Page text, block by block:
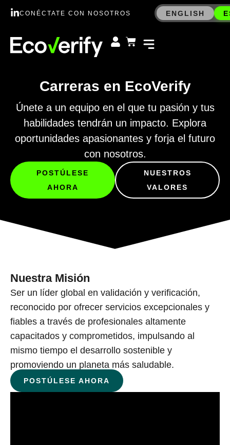
CONÉCTATE CON NOSOTROS ENGLISH
Carreras en EcoVerify
Únete a un equipo en el que tu pasión y tus
habilidades tendrán un impacto. Explora
oportunidades apasionantes y forja el futuro
con nosotros.
POSTÚLESE
AHORA
NUESTROS
VALORES
Nuestra Misión
Ser un líder global en validación y verificación,
reconocido por ofrecer servicios excepcionales y
fiables a través de profesionales altamente
capacitados y comprometidos, impulsando al
mismo tiempo el desarrollo sostenible y
promoviendo un planeta más saludable.
POSTÚLESE AHORA